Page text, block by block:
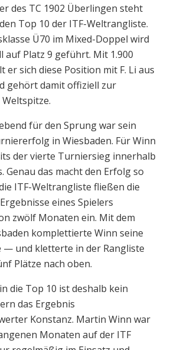
des TC 1902 Überlingen steht
Top 10 der ITF-Weltrangliste.
Ü70 im Mixed-Doppel wird
auf Platz 9 geführt. Mit 1.900
er sich diese Position mit F. Li aus
gehört damit offiziell zur
für den Sprung war sein
in Wiesbaden. Für Winn
der vierte Turniersieg innerhalb
Genau das macht den Erfolg so
ITF-Weltrangliste fließen die
eines Spielers
zwölf Monaten ein. Mit dem
komplettierte Winn seine
— und kletterte in der Rangliste
Plätze nach oben.
die Top 10 ist deshalb kein
das Ergebnis
Konstanz. Martin Winn war
Monaten auf der ITF